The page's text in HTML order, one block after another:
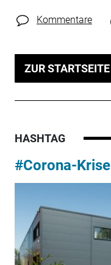
Kommentare
ZUR STARTSEITE
HASHTAG
#Corona-Krise